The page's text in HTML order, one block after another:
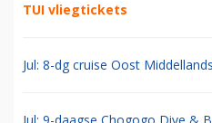
TUI vliegtickets
Jul: 8-dg cruise Oost